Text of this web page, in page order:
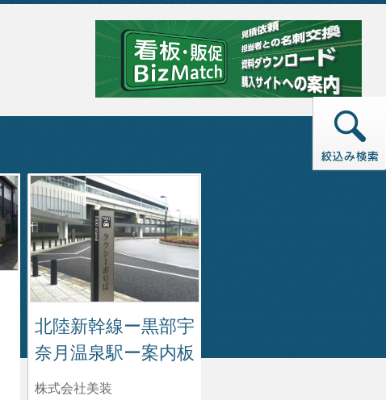
北陸新幹線ー黒部宇
奈月温泉駅ー案内板
株式会社美装